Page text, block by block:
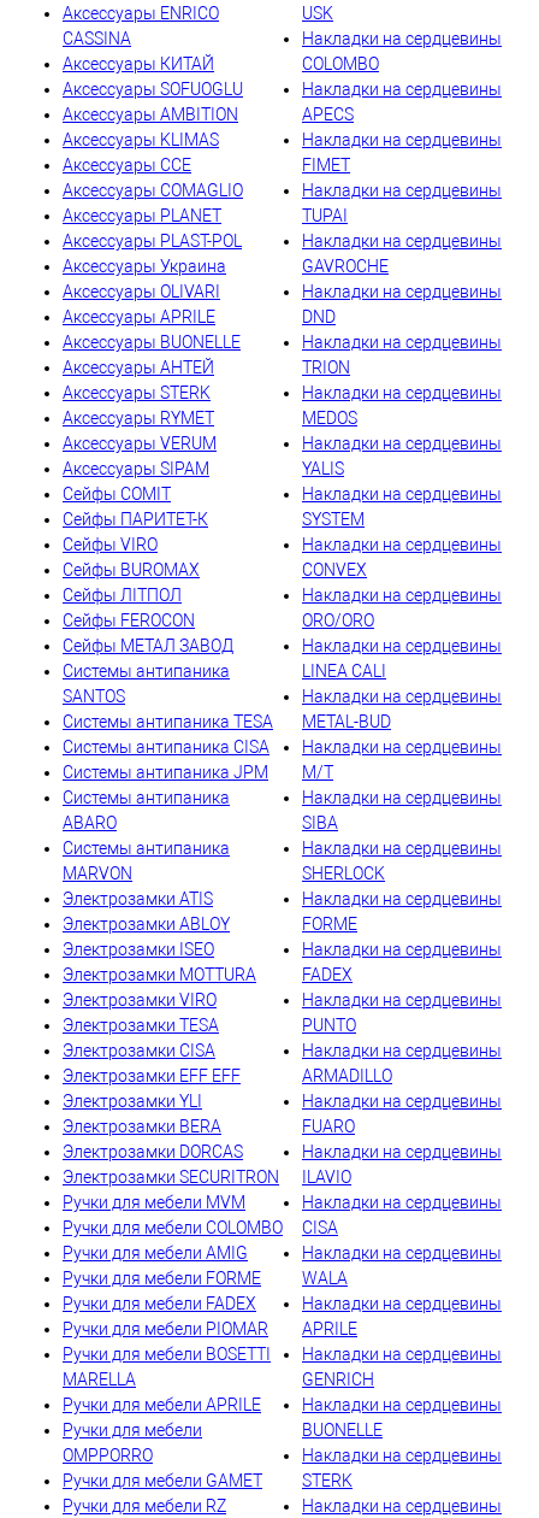
Аксессуары ENRICO
CASSINA
Аксессуары КИТАЙ
Аксессуары SOFUOGLU
Аксессуары AMBITION
Аксессуары KLIMAS
Аксессуары CCE
Аксессуары COMAGLIO
Аксессуары PLANET
Аксессуары PLAST-POL
Аксессуары Украина
Аксессуары OLIVARI
Аксессуары APRILE
Аксессуары BUONELLE
Аксессуары АНТЕЙ
Аксессуары STERK
Аксессуары RYMET
Аксессуары VERUM
Аксессуары SIPAM
Сейфы COMIT
Сейфы ПАРИТЕТ-К
Сейфы VIRO
Сейфы BUROMAX
Сейфы ЛІТПОЛ
Сейфы FEROCON
Сейфы МЕТАЛ ЗАВОД
Системы антипаника
SANTOS
Системы антипаника TESA
Системы антипаника CISA
Системы антипаника JPM
Системы антипаника
ABARO
Системы антипаника
MARVON
Электрозамки ATIS
Электрозамки ABLOY
Электрозамки ISEO
Электрозамки MOTTURA
Электрозамки VIRO
Электрозамки TESA
Электрозамки CISA
Электрозамки EFF EFF
Электрозамки YLI
Электрозамки BERA
Электрозамки DORCAS
Электрозамки SECURITRON
Ручки для мебели MVM
Ручки для мебели COLOMBO
Ручки для мебели AMIG
Ручки для мебели FORME
Ручки для мебели FADEX
Ручки для мебели PIOMAR
Ручки для мебели BOSETTI
MARELLA
Ручки для мебели APRILE
Ручки для мебели
OMPPORRO
Ручки для мебели GAMET
Ручки для мебели RZ
USK
Накладки на сердцевины
COLOMBO
Накладки на сердцевины
APECS
Накладки на сердцевины
FIMET
Накладки на сердцевины
TUPAI
Накладки на сердцевины
GAVROCHE
Накладки на сердцевины
DND
Накладки на сердцевины
TRION
Накладки на сердцевины
MEDOS
Накладки на сердцевины
YALIS
Накладки на сердцевины
SYSTEM
Накладки на сердцевины
CONVEX
Накладки на сердцевины
ORO/ORO
Накладки на сердцевины
LINEA CALI
Накладки на сердцевины
METAL-BUD
Накладки на сердцевины
M/T
Накладки на сердцевины
SIBA
Накладки на сердцевины
SHERLOCK
Накладки на сердцевины
FORME
Накладки на сердцевины
FADEX
Накладки на сердцевины
PUNTO
Накладки на сердцевины
ARMADILLO
Накладки на сердцевины
FUARO
Накладки на сердцевины
ILAVIO
Накладки на сердцевины
CISA
Накладки на сердцевины
WALA
Накладки на сердцевины
APRILE
Накладки на сердцевины
GENRICH
Накладки на сердцевины
BUONELLE
Накладки на сердцевины
STERK
Накладки на сердцевины